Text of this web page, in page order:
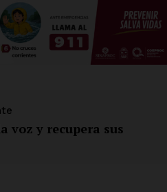
voz y recupera sus